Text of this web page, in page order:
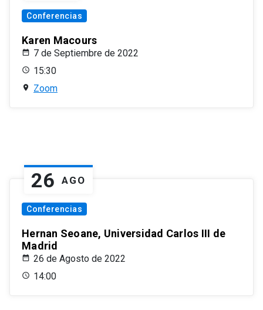
Conferencias
Karen Macours
7 de Septiembre de 2022
15:30
Zoom
26 AGO
Conferencias
Hernan Seoane, Universidad Carlos III de
Madrid
26 de Agosto de 2022
14:00